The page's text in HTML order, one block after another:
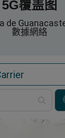
5G覆盖图
de
數據網絡